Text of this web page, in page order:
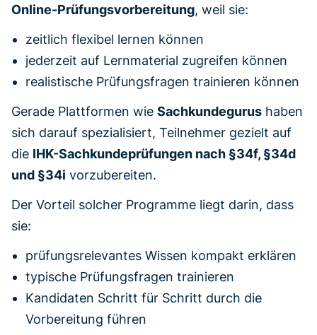
Online-Prüfungsvorbereitung, weil sie:
zeitlich flexibel lernen können
jederzeit auf Lernmaterial zugreifen können
realistische Prüfungsfragen trainieren können
Gerade Plattformen wie Sachkundegurus haben
sich darauf spezialisiert, Teilnehmer gezielt auf
die IHK-Sachkundeprüfungen nach §34f, §34d
und §34i vorzubereiten.
Der Vorteil solcher Programme liegt darin, dass
sie:
prüfungsrelevantes Wissen kompakt erklären
typische Prüfungsfragen trainieren
Kandidaten Schritt für Schritt durch die
Vorbereitung führen